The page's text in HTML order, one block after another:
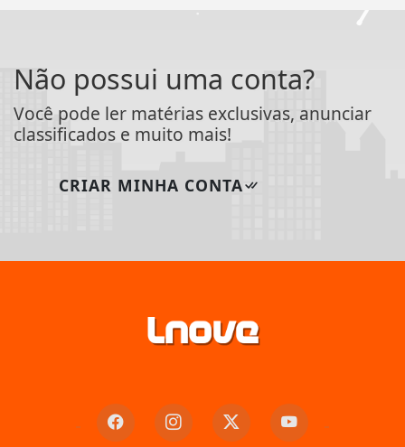
Não possui uma conta?
Você pode ler matérias exclusivas, anunciar
classificados e muito mais!
CRIAR MINHA CONTA